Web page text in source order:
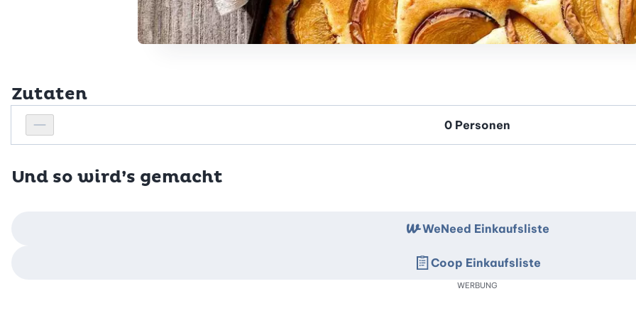
Zutaten
Personenanzahl verringern
Personenanzahl
Und so wird’s gemacht
WeNeed Einkaufsliste
Coop Einkaufsliste
WERBUNG